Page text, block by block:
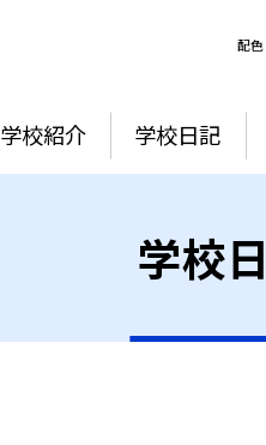
配色
学校紹介 学校日記
学校